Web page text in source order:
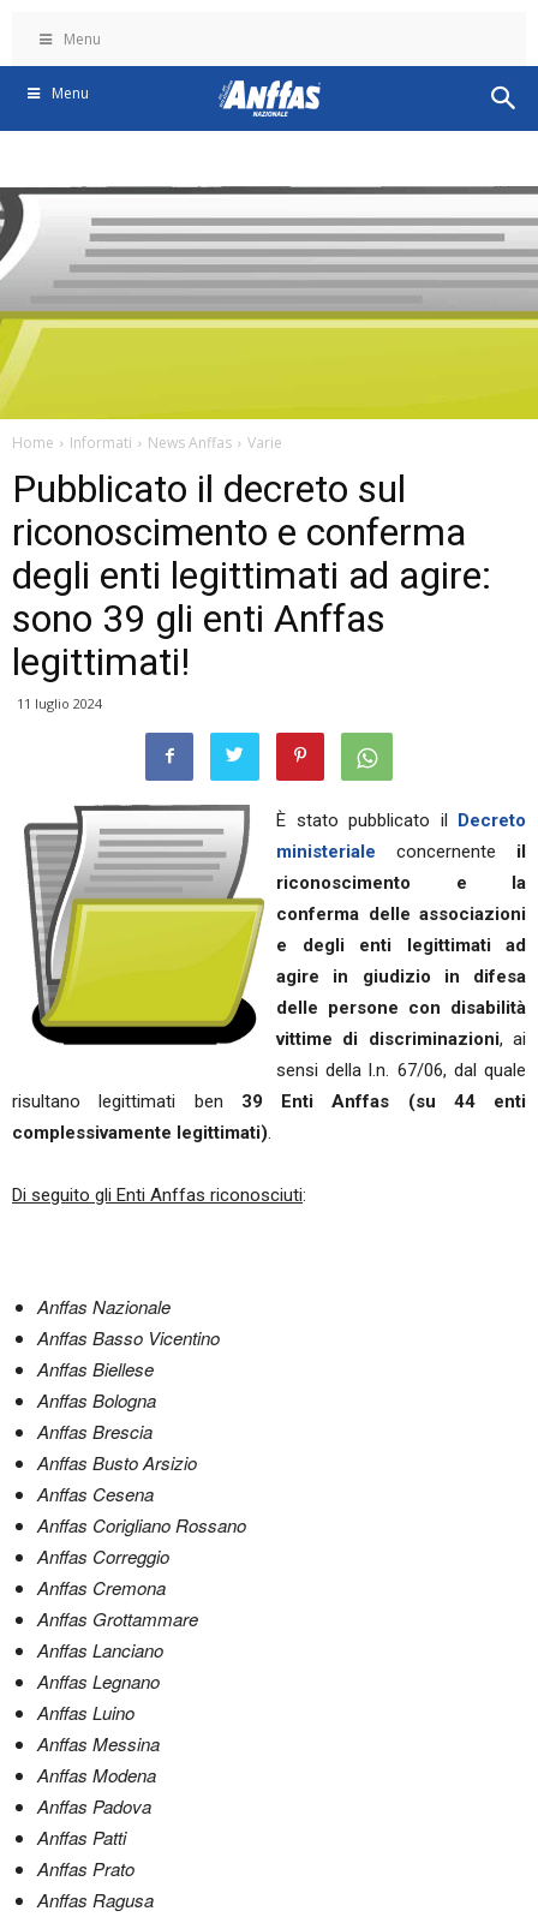
Menu
Menu
Home Informati News Anffas Varie
Pubblicato il decreto sul
riconoscimento e conferma
degli enti legittimati ad agire:
sono 39 gli enti Anffas
legittimati!
11 luglio 2024
È stato pubblicato il Decreto
ministeriale concernente il
riconoscimento e la
conferma delle associazioni
e degli enti legittimati ad
agire in giudizio in difesa
delle persone con disabilità
vittime di discriminazioni, ai
sensi della l.n. 67/06, dal quale
risultano legittimati ben 39 Enti Anffas (su 44 enti
complessivamente legittimati).
Di seguito gli Enti Anffas riconosciuti:
Anffas Nazionale
Anffas Basso Vicentino
Anffas Biellese
Anffas Bologna
Anffas Brescia
Anffas Busto Arsizio
Anffas Cesena
Anffas Corigliano Rossano
Anffas Correggio
Anffas Cremona
Anffas Grottammare
Anffas Lanciano
Anffas Legnano
Anffas Luino
Anffas Messina
Anffas Modena
Anffas Padova
Anffas Patti
Anffas Prato
Anffas Ragusa